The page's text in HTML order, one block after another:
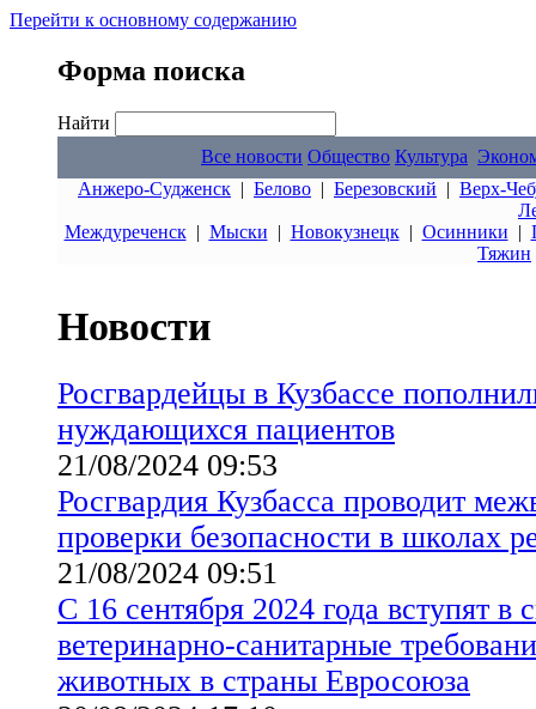
Перейти к основному содержанию
Форма поиска
Найти
Все новости Общество Культура
Анжеро-Судженск | Белово | Березовский | Верх-
Междуреченск| Мыски | Новокузнецк| Осинники |
Тяжин
Новости
Росгвардейцы в Кузбассе
нуждающихся пациентов
21/08/2024 09:53
Росгвардия Кузбасса проводит
проверки безопасности в школах
21/08/2024 09:51
С 16 сентября 2024 года вступят в
ветеринарно-санитарные
животных в страны Евросоюза